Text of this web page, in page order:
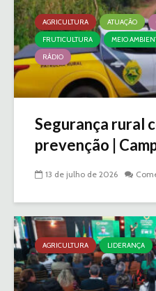
AGRICULTURA ATUAÇÃO
FRUTICULTURA
MEIO
RÁDIO
Segurança rural
prevenção |
13 de julho de 2026
AGRICULTURA LIDERANÇA